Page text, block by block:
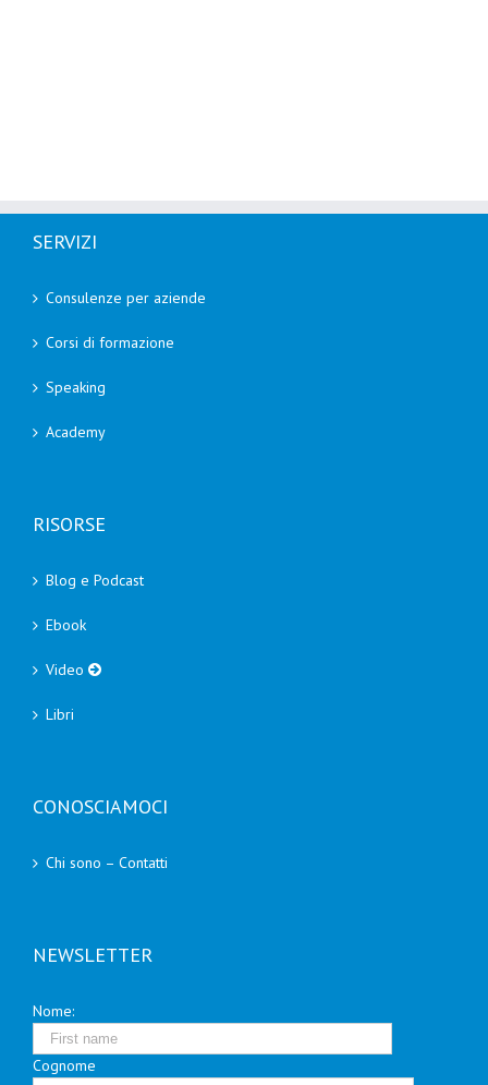
SERVIZI
Consulenze per aziende
Corsi di formazione
Speaking
Academy
RISORSE
Blog e Podcast
Ebook
Video
Libri
CONOSCIAMOCI
Chi sono – Contatti
NEWSLETTER
Nome:
Cognome